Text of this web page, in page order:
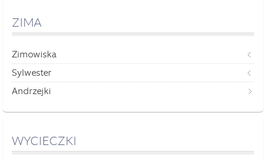
ZIMA
Zimowiska
Sylwester
Andrzejki
WYCIECZKI